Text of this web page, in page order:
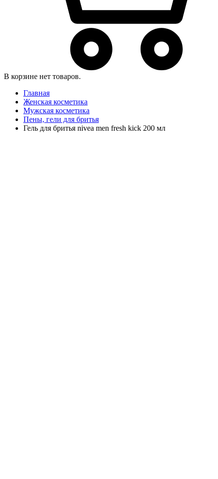
В корзине нет товаров.
Главная
Женская косметика
Мужская косметика
Пены, гели для бритья
Гель для бритья nivea men fresh kick 200 мл